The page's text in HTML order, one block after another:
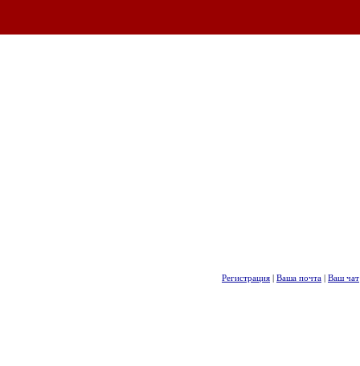
Регистрация | Ваша почта | Ваш чат